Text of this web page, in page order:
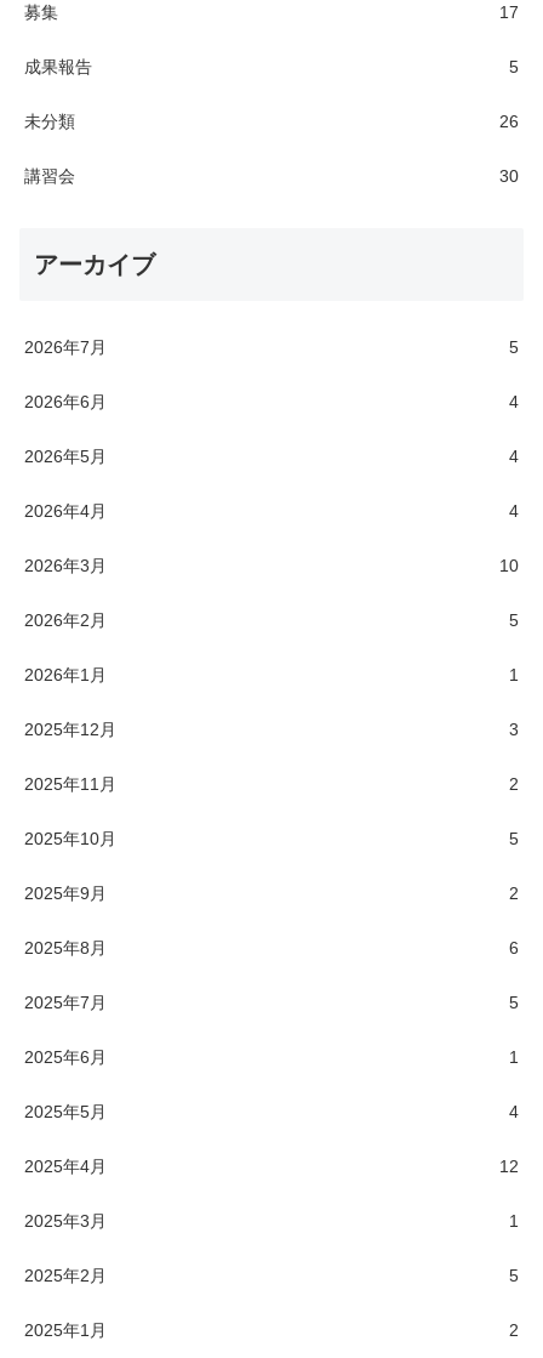
募集 17
成果報告 5
未分類 26
講習会 30
アーカイブ
2026年7月 5
2026年6月 4
2026年5月 4
2026年4月 4
2026年3月 10
2026年2月 5
2026年1月 1
2025年12月 3
2025年11月 2
2025年10月 5
2025年9月 2
2025年8月 6
2025年7月 5
2025年6月 1
2025年5月 4
2025年4月 12
2025年3月 1
2025年2月 5
2025年1月 2